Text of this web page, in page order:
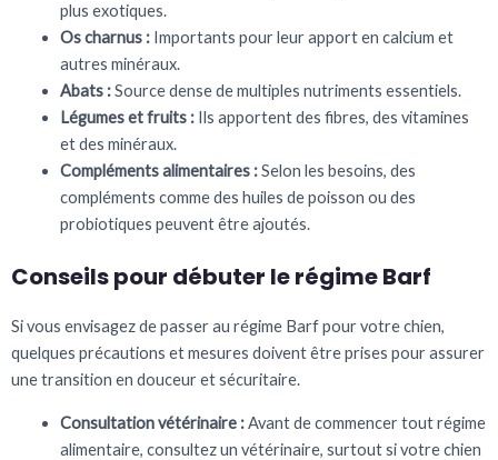
plus exotiques.
Os charnus :Importants pour leur apport en calcium et
autres minéraux.
Abats :Source dense de multiples nutriments essentiels.
Légumes et fruits :Ils apportent des fibres, des vitamines
et des minéraux.
Compléments alimentaires :Selon les besoins, des
compléments comme des huiles de poisson ou des
probiotiques peuvent être ajoutés.
Conseils pour débuter le régime Barf
Si vous envisagez de passer au régime Barf pour votre chien,
quelques précautions et mesures doivent être prises pour assurer
une transition en douceur et sécuritaire.
Consultation vétérinaire :Avant de commencer tout régime
alimentaire, consultez un vétérinaire, surtout si votre chien